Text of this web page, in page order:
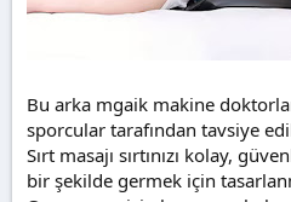
Bu arka mgaik makine
sporcular tarafından tavsiye
Sırt masajı sırtınızı kolay,
bir şekilde germek için